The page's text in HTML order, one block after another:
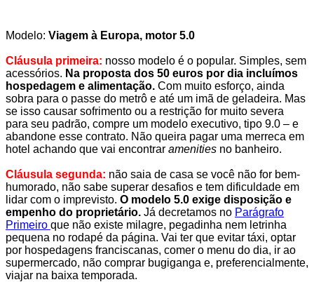
Modelo: Viagem à Europa, motor 5.0
Cláusula primeira: nosso modelo é o popular. Simples, sem
acessórios. Na proposta dos 50 euros por dia incluímos
hospedagem e alimentação. Com muito esforço, ainda
sobra para o passe do metrô e até um imã de geladeira. Mas
se isso causar sofrimento ou a restrição for muito severa
para seu padrão, compre um modelo executivo, tipo 9.0 – e
abandone esse contrato. Não queira pagar uma merreca em
hotel achando que vai encontrar amenities no banheiro.
Cláusula segunda: não saia de casa se você não for bem-
humorado, não sabe superar desafios e tem dificuldade em
lidar com o imprevisto. O modelo 5.0 exige disposição e
empenho do proprietário. Já decretamos no Parágrafo
Primeiro que não existe milagre, pegadinha nem letrinha
pequena no rodapé da página. Vai ter que evitar táxi, optar
por hospedagens franciscanas, comer o menu do dia, ir ao
supermercado, não comprar bugiganga e, preferencialmente,
viajar na baixa temporada.